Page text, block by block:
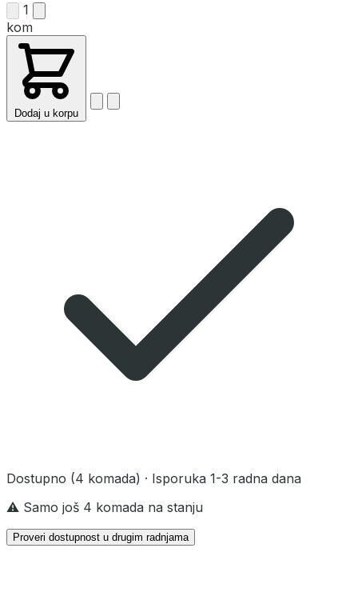
1
kom
Dodaj u korpu
Dostupno (4 komada) · Isporuka 1-3 radna dana
⚠️ Samo još 4 komada na stanju
Proveri dostupnost u drugim radnjama